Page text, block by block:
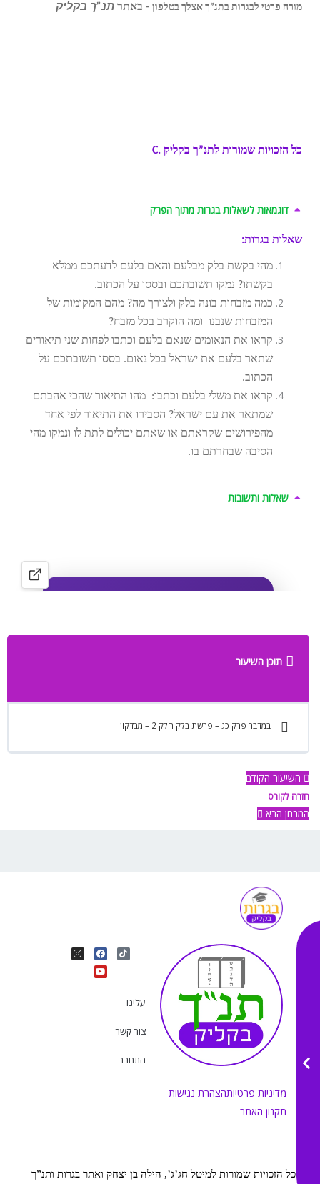
מורה פרטי לבגרות בתנ”ך אצלך בטלפון – באתר תנ”ך בקליק
כל הזכויות שמורות לתנ”ך בקליק C.
דוגמאות לשאלות בגרות מתוך הפרק
שאלות בגרות:
מהי בקשת בלק מבלעם והאם בלעם לדעתכם ממלא
בקשתו? נמקו תשובתכם ובססו על הכתוב.
כמה מזבחות בונה בלק ולצורך מה? מהם המקומות של
המזבחות שנבנו ומה הוקרב בכל מזבח?
קראו את הנאומים שנאם בלעם וכתבו לפחות שני תיאורים
שתאר בלעם את ישראל בכל נאום. בססו תשובתכם על
הכתוב.
קראו את משלי בלעם וכתבו: מהו התיאור שהכי אהבתם
שמתאר את עם ישראל? הסבירו את התיאור לפי אחד
מהפירושים שקראתם או שאתם יכולים לתת לו ונמקו מהי
הסיבה שבחרתם בו.
שאלות ותשובות
תוכן השיעור
במדבר פרק כג – פרשת בלק חלק 2 – מבדקון
השיעור הקודם
חזרה לקורס
המבחן הבא
מדיניות פרטיותהצהרת נגישות
תקנון האתר
T
i
F
a
c
e
I
n
Y
o
u
t
עלינו
צור קשר
התחבר
כל הזכויות שמורות למיטל חג’ג’, הילה בן יצחק ואתר בגרות ותנ”ך